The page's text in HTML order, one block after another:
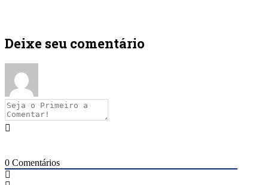
Deixe seu comentário
0 Comentários